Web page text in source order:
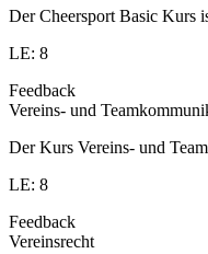
Der Cheersport Basic Kurs
LE: 8
Feedback
Vereins- und
Der Kurs Vereins- und
LE: 8
Feedback
Vereinsrecht